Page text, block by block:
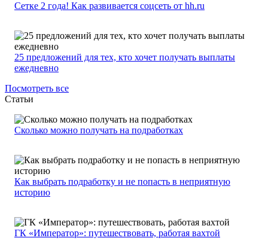
Сетке 2 года! Как развивается соцсеть от hh.ru
25 предложений для тех, кто хочет получать выплаты
ежедневно
Посмотреть все
Статьи
Сколько можно получать на подработках
Как выбрать подработку и не попасть в неприятную
историю
ГК «Император»: путешествовать, работая вахтой